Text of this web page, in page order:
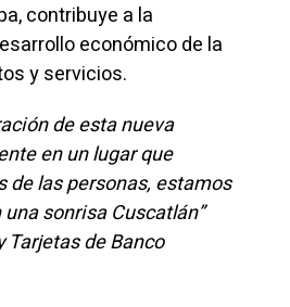
contribuye a la
económico de la
y servicios.
de esta nueva
en un lugar que
de las personas, estamos
sonrisa Cuscatlán”
Tarjetas de Banco